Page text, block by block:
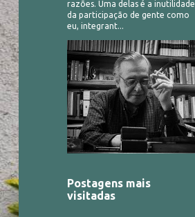
razões. Uma delas é a inutilidade
da participação de gente como
eu, integrant...
Postagens mais
visitadas